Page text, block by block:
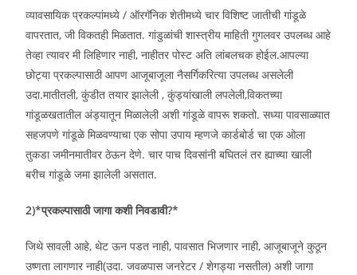
व्यावसायिक प्रकल्पांमध्ये / ऑरगॅनिक शेतीमध्ये चार विशिष्ट जातीची गांडूळे
वापरतात, जी विकतही मिळतात. गांडुळांची शास्त्रीय माहिती गुगलवर उपलब्ध आहे
तेव्हा त्यावर मी लिहिणार नाही, नाहीतर पोस्ट अति लांबलचक होईल.आपल्या
छोट्या प्रकल्पासाठी आपण आजूबाजूला नैसर्गिकरित्या उपलब्ध असलेली
उदा.मातीतली, कुंडीत तयार झालेली , कुंड्यांखाली लपलेली,विकतच्या
गांडूळखतातील अंड्यातून मिळालेली अशी गांडूळे वापरू शकतो. सध्या पावसाळ्यात
सहजपणे गांडूळे मिळवण्याचा एक सोपा उपाय म्हणजे कार्डबोर्ड चा एक ओला
तुकडा जमीनमातीवर ठेऊन देणे. चार पाच दिवसांनी बघितलं तर ह्याच्या खाली
बरीच गांडूळे जमा झालेली असतात.
2)*प्रकल्पासाठी जागा कशी निवडावी?*
जिथे सावली आहे, थेट ऊन पडत नाही, पावसात भिजणार नाही, आजूबाजूने कुठून
उष्णता लागणार नाही(उदा. जवळपास जनरेटर / शेगड्या नसतील) अशी जागा